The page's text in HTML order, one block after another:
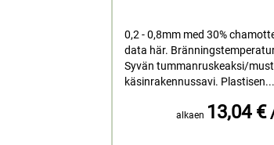
0,2 - 0,8mm med 30%
data här.
Syvän tummanruskeaksi/
käsinrakennussavi. Plastisen...
alkaen 13,04 €